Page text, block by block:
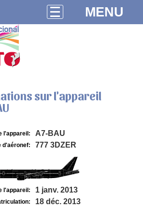
MENU
sur l'appareil
l'appareil: A7-BAU
d'aéronef: 777 3DZER
l'appareil: 1 janv. 2013
18 déc. 2013